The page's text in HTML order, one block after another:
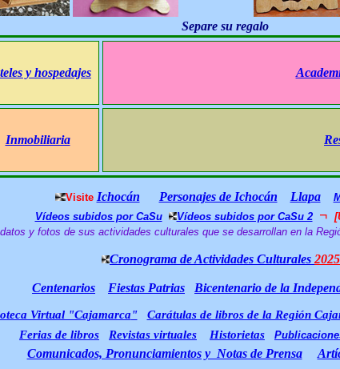
Separe su regalo
y hospedajes
Inmobiliaria
Visite Ichocán Personajes de Ichocán Llapa
Vídeos subidos por CaSu
Vídeos subidos por CaSu 2 ¬
y fotos de sus actividades culturales que se desarrollan en la
Cronograma de Actividades Culturales 2025
Centenarios Fiestas Patrias Bicentenario de la
Virtual "Cajamarca" Carátulas de libros de la Región
Ferias de libros Revistas virtuales Historietas
Comunicados, Pronunciamientos y Notas de Prensa